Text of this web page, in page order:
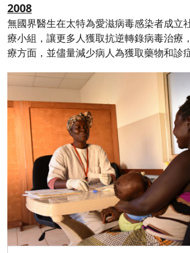
2008
無國界醫生在太特為愛滋病毒感染者成立
療小組，讓更多人獲取抗逆轉錄病毒治療
療方面，並儘量減少病人為獲取藥物和診